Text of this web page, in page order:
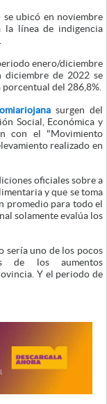
se ubicó en noviembre
la línea de indigencia
enero/diciembre
diciembre de 2022 se
del 286,8%.
surgen del
Social, Económica y
con el "Movimiento
realizado en
oficiales sobre a
y que se toma
promedio para todo el
solamente evalúa los
sería uno de los pocos
de los aumentos
Y el periodo de